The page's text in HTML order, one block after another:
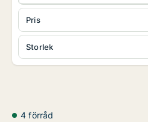
Storlek
Pris
4 förråd